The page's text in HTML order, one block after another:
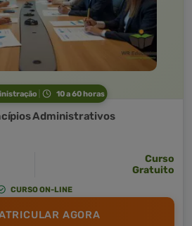
10 a 60 horas
Administrativos
Curso
Gratuito
CURSO ON-LINE
AGORA